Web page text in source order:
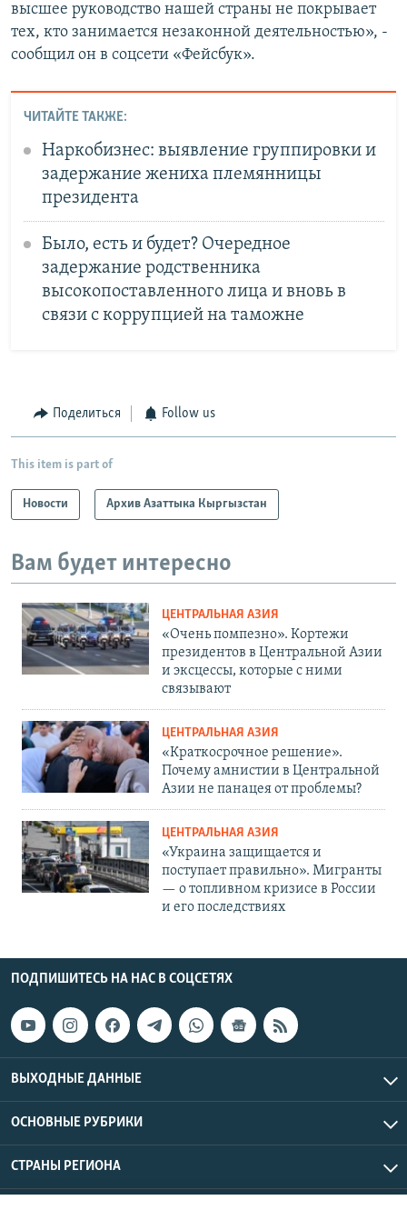
высшее руководство нашей страны не покрывает
тех, кто занимается незаконной деятельностью», -
сообщил он в соцсети «Фейсбук».
ЧИТАЙТЕ ТАКЖЕ:
Наркобизнес: выявление группировки и
задержание жениха племянницы
президента
Было, есть и будет? Очередное
задержание родственника
высокопоставленного лица и вновь в
связи с коррупцией на таможне
Поделиться Follow us
This item is part of
Новости Архив Азаттыка Кыргызстан
Вам будет интересно
ЦЕНТРАЛЬНАЯ АЗИЯ
«Очень помпезно». Кортежи
президентов в Центральной Азии
и эксцессы, которые с ними
связывают
ЦЕНТРАЛЬНАЯ АЗИЯ
«Краткосрочное решение».
Почему амнистии в Центральной
Азии не панацея от проблемы?
ЦЕНТРАЛЬНАЯ АЗИЯ
«Украина защищается и
поступает правильно». Мигранты
— о топливном кризисе в России
и его последствиях
ПОДПИШИТЕСЬ НА НАС В СОЦСЕТЯХ
ВЫХОДНЫЕ ДАННЫЕ
ОСНОВНЫЕ РУБРИКИ
СТРАНЫ РЕГИОНА